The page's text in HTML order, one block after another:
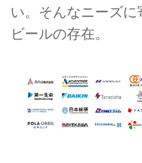
い。そんなニーズ
ビールの存在。